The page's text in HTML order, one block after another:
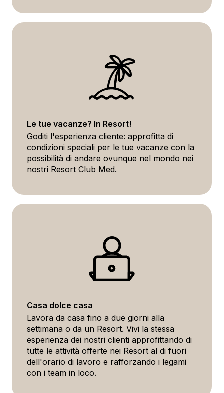
Le tue vacanze? In Resort!
Goditi l'esperienza cliente: approfitta di
condizioni speciali per le tue vacanze con la
possibilità di andare ovunque nel mondo nei
nostri Resort Club Med.
Casa dolce casa
Lavora da casa fino a due giorni alla
settimana o da un Resort. Vivi la stessa
esperienza dei nostri clienti approfittando di
tutte le attività offerte nei Resort al di fuori
dell'orario di lavoro e rafforzando i legami
con i team in loco.